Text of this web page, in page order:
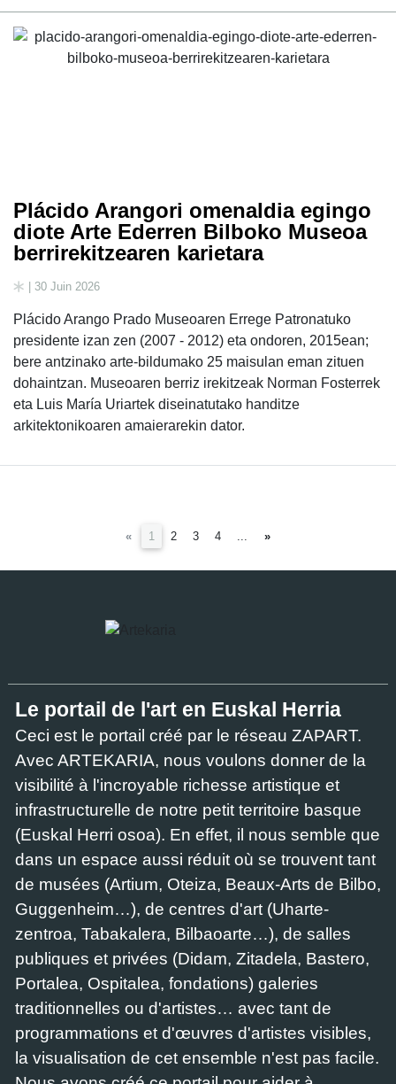
Plácido Arangori omenaldia egingo
diote Arte Ederren Bilboko Museoa
berrirekitzearen karietara
| 30 Juin 2026
Plácido Arango Prado Museoaren Errege Patronatuko
presidente izan zen (2007 - 2012) eta ondoren, 2015ean;
bere antzinako arte-bildumako 25 maisulan eman zituen
dohaintzan. Museoaren berriz irekitzeak Norman Fosterrek
eta Luis María Uriartek diseinatutako handitze
arkitektonikoaren amaierarekin dator.
« 1 (current)
2 3 4 ... »
Le portail de l'art en Euskal Herria
Ceci est le portail créé par le réseau ZAPART.
Avec ARTEKARIA, nous voulons donner de la
visibilité à l'incroyable richesse artistique et
infrastructurelle de notre petit territoire basque
(Euskal Herri osoa). En effet, il nous semble que
dans un espace aussi réduit où se trouvent tant
de musées (Artium, Oteiza, Beaux-Arts de Bilbo,
Guggenheim…), de centres d'art (Uharte-
zentroa, Tabakalera, Bilbaoarte…), de salles
publiques et privées (Didam, Zitadela, Bastero,
Portalea, Ospitalea, fondations) galeries
traditionnelles ou d'artistes… avec tant de
programmations et d'œuvres d'artistes visibles,
la visualisation de cet ensemble n'est pas facile.